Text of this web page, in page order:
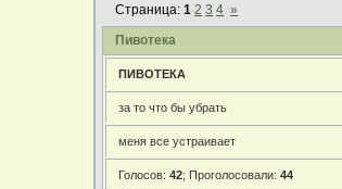
Пивотека
Страница:1 2 3 4 »
ПИВОТЕКА
за то что бы убрать
меня все устраивает
Голосов:42; Проголосовали:44